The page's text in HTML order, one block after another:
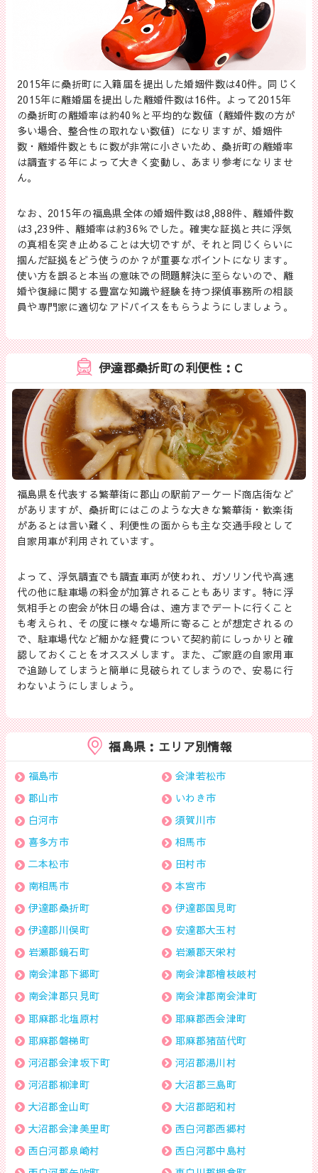
2015年に桑折町に入籍届を提出した婚姻件数は40件。同じく
2015年に離婚届を提出した離婚件数は16件。よって2015年
の桑折町の離婚率は約40％と平均的な数値（離婚件数の方が
多い場合、整合性の取れない数値）になりますが、婚姻件
数・離婚件数ともに数が非常に小さいため、桑折町の離婚率
は調査する年によって大きく変動し、あまり参考になりませ
ん。
なお、2015年の福島県全体の婚姻件数は8,888件、離婚件数
は3,239件、離婚率は約36％でした。確実な証拠と共に浮気
の真相を突き止めることは大切ですが、それと同じくらいに
掴んだ証拠をどう使うのか？が重要なポイントになります。
使い方を誤ると本当の意味での問題解決に至らないので、離
婚や復縁に関する豊富な知識や経験を持つ探偵事務所の相談
員や専門家に適切なアドバイスをもらうようにしましょう。
伊達郡桑折町の利便性：C
福島県を代表する繁華街に郡山の駅前アーケード商店街など
がありますが、桑折町にはこのような大きな繁華街・歓楽街
があるとは言い難く、利便性の面からも主な交通手段として
自家用車が利用されています。
よって、浮気調査でも調査車両が使われ、ガソリン代や高速
代の他に駐車場の料金が加算されることもあります。特に浮
気相手との密会が休日の場合は、遠方までデートに行くこと
も考えられ、その度に様々な場所に寄ることが想定されるの
で、駐車場代など細かな経費について契約前にしっかりと確
認しておくことをオススメします。また、ご家庭の自家用車
で追跡してしまうと簡単に見破られてしまうので、安易に行
わないようにしましょう。
福島県：エリア別情報
福島市
会津若松市
郡山市
いわき市
白河市
須賀川市
喜多方市
相馬市
二本松市
田村市
南相馬市
本宮市
伊達郡桑折町
伊達郡国見町
伊達郡川俣町
安達郡大玉村
岩瀬郡鏡石町
岩瀬郡天栄村
南会津郡下郷町
南会津郡檜枝岐村
南会津郡只見町
南会津郡南会津町
耶麻郡北塩原村
耶麻郡西会津町
耶麻郡磐梯町
耶麻郡猪苗代町
河沼郡会津坂下町
河沼郡湯川村
河沼郡柳津町
大沼郡三島町
大沼郡金山町
大沼郡昭和村
大沼郡会津美里町
西白河郡西郷村
西白河郡泉崎村
西白河郡中島村